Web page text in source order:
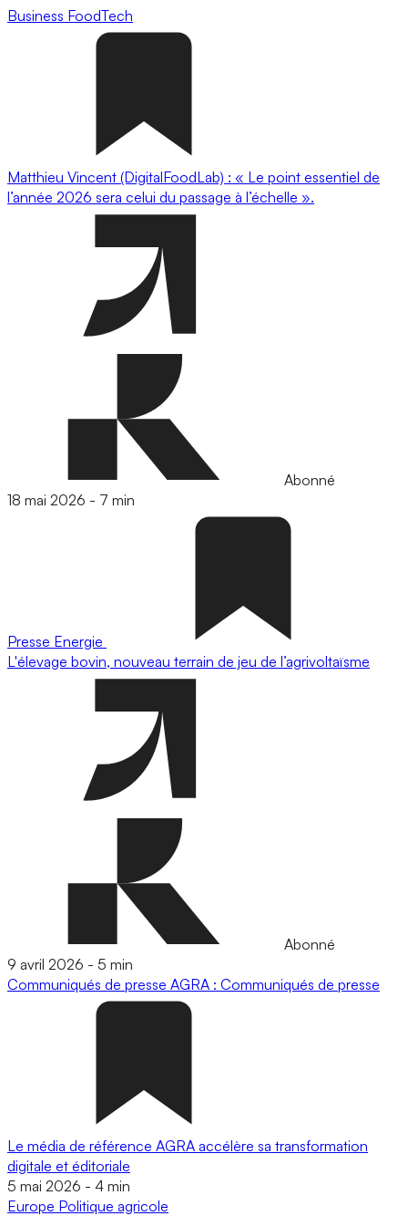
Business FoodTech
Matthieu Vincent (DigitalFoodLab) : « Le point essentiel de
l’année 2026 sera celui du passage à l’échelle ».
Abonné
18 mai 2026 - 7 min
Presse Energie
L'élevage bovin, nouveau terrain de jeu de l’agrivoltaïsme
Abonné
9 avril 2026 - 5 min
Communiqués de presse AGRA : Communiqués de presse
Le média de référence AGRA accélère sa transformation
digitale et éditoriale
5 mai 2026 - 4 min
Europe Politique agricole